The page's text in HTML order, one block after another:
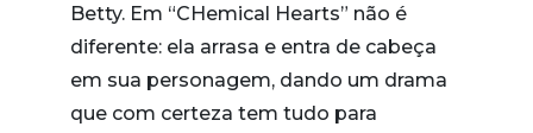
Betty. Em “CHemical Hearts” não é
diferente: ela arrasa e entra de cabeça
em sua personagem, dando um drama
que com certeza tem tudo para